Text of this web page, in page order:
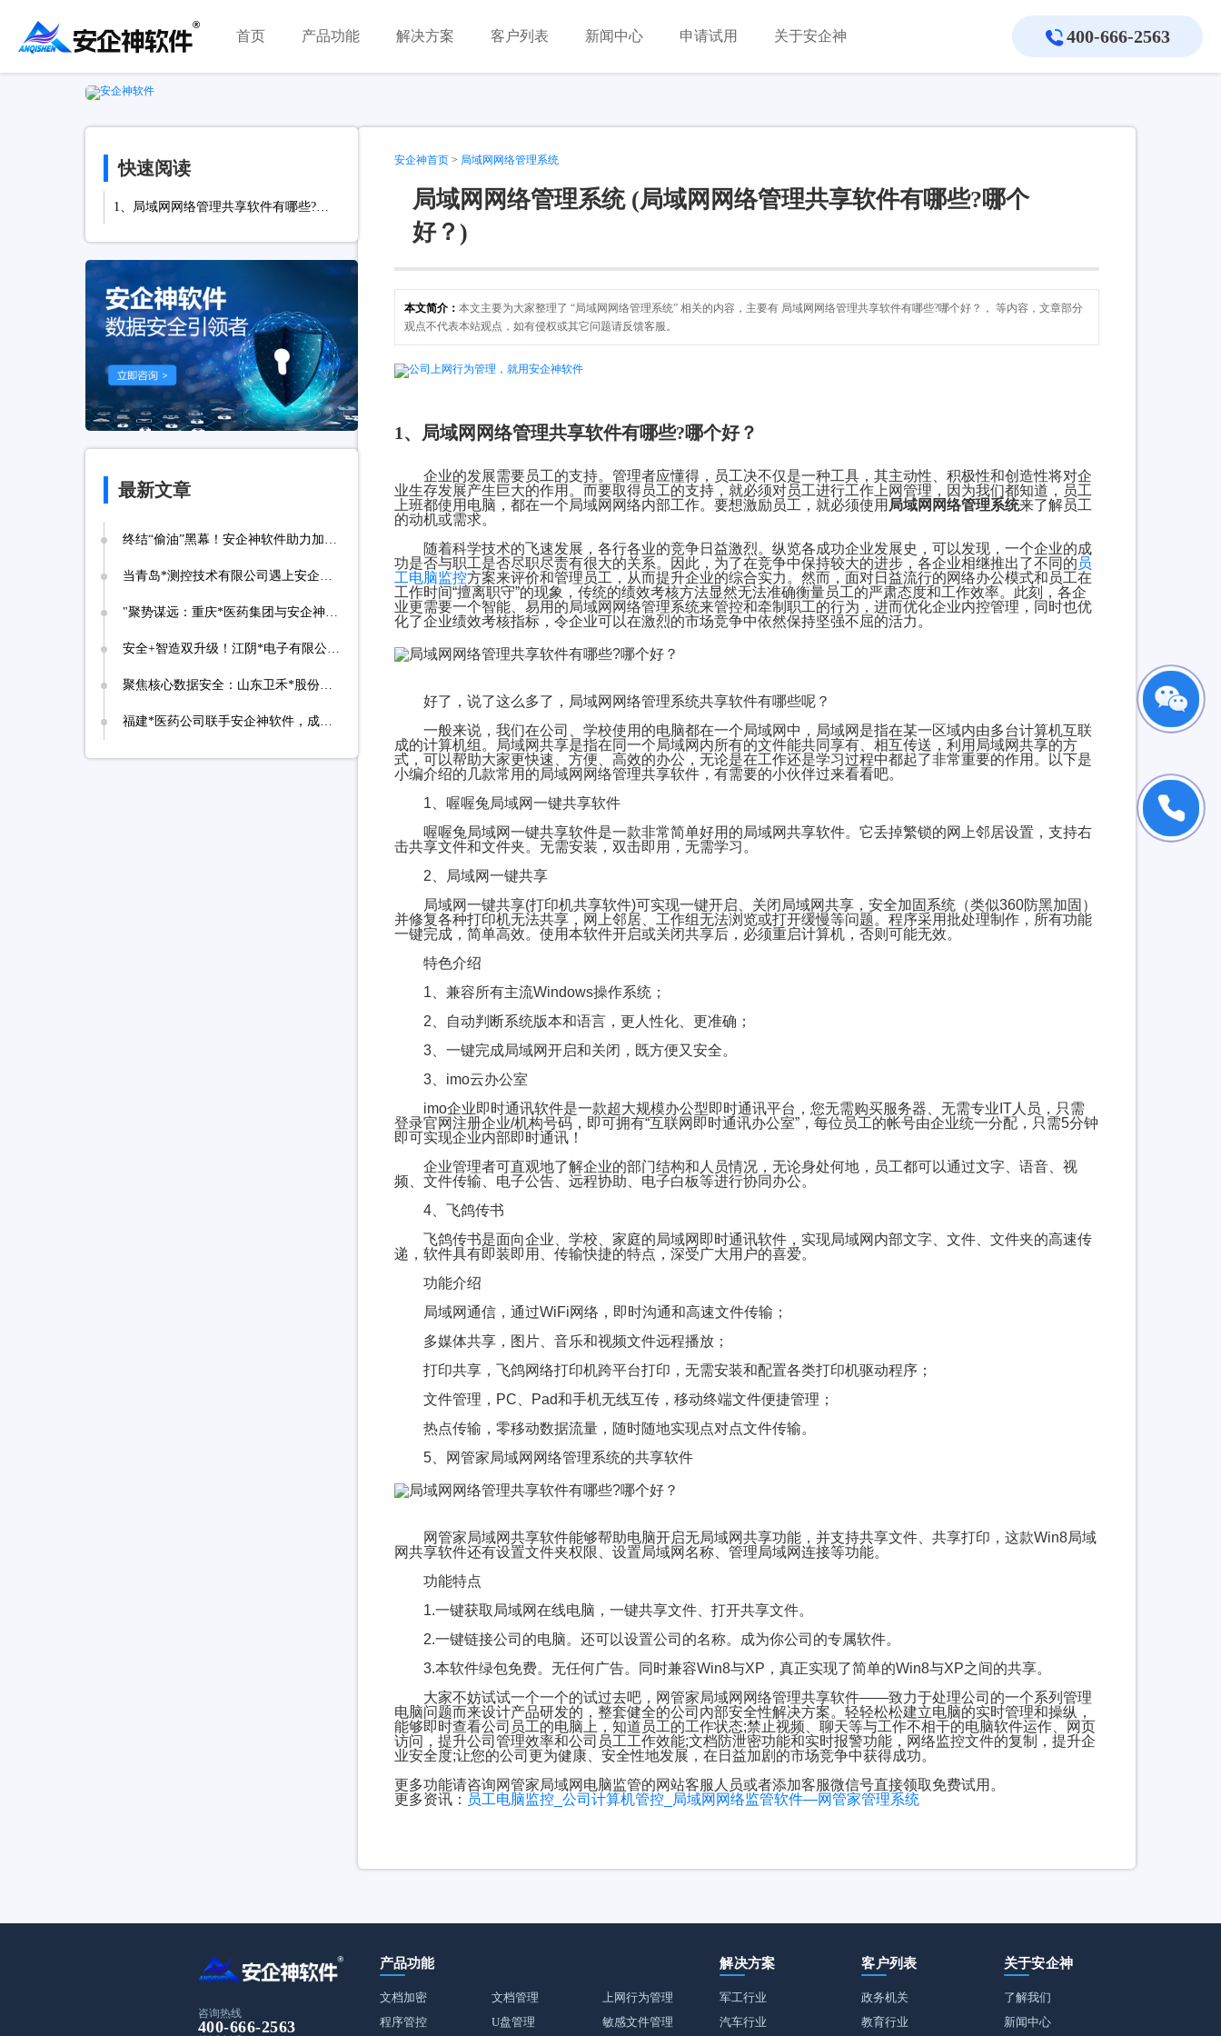
首页 产品功能 解决方案 客户列表 新闻中心 申请试用 关于安企神 400-666-2563
快速阅读
1、局域网网络管理共享软件有哪些?哪个好？
最新文章
安企神首页 > 局域网网络管理系统
局域网网络管理系统 (局域网网络管理共享软件有哪些?哪个
好？)
本文简介：本文主要为大家整理了 “局域网网络管理系统” 相关的内容，主要有 局域网网络管理共享软件有哪些?哪个好？， 等内容，文章部分
观点不代表本站观点，如有侵权或其它问题请反馈客服。
1、局域网网络管理共享软件有哪些?哪个好？
企业的发展需要员工的支持。管理者应懂得，员工决不仅是一种工具，其主动性、积极性和创造性将对企
业生存发展产生巨大的作用。而要取得员工的支持，就必须对员工进行工作上网管理，因为我们都知道，员工
上班都使用电脑，都在一个局域网网络内部工作。要想激励员工，就必须使用 局域网网络管理系统来了解员工
的动机或需求。
随着科学技术的飞速发展，各行各业的竞争日益激烈。纵览各成功企业发展史，可以发现，一个企业的成
功是否与职工是否尽职尽责有很大的关系。因此，为了在竞争中保持较大的进步，各企业相继推出了不同的 员
工电脑监控方案来评价和管理员工，从而提升企业的综合实力。然而，面对日益流行的网络办公模式和员工在
工作时间“擅离职守”的现象，传统的绩效考核方法显然无法准确衡量员工的严肃态度和工作效率。此刻，各企
业更需要一个智能、易用的局域网网络管理系统来管控和牵制职工的行为，进而优化企业内控管理，同时也优
化了企业绩效考核指标，令企业可以在激烈的市场竞争中依然保持坚强不屈的活力。
好了，说了这么多了，局域网网络管理系统共享软件有哪些呢？
一般来说，我们在公司、学校使用的电脑都在一个局域网中，局域网是指在某一区域内由多台计算机互联
成的计算机组。局域网共享是指在同一个局域网内所有的文件能共同享有、相互传送，利用局域网共享的方
式，可以帮助大家更快速、方便、高效的办公，无论是在工作还是学习过程中都起了非常重要的作用。以下是
小编介绍的几款常用的局域网网络管理共享软件，有需要的小伙伴过来看看吧。
1、喔喔兔局域网一键共享软件
喔喔兔局域网一键共享软件是一款非常简单好用的局域网共享软件。它丢掉繁锁的网上邻居设置，支持右
击共享文件和文件夹。无需安装，双击即用，无需学习。
2、局域网一键共享
局域网一键共享(打印机共享软件)可实现一键开启、关闭局域网共享，安全加固系统（类似360防黑加固）
并修复各种打印机无法共享，网上邻居、工作组无法浏览或打开缓慢等问题。程序采用批处理制作，所有功能
一键完成，简单高效。使用本软件开启或关闭共享后，必须重启计算机，否则可能无效。
特色介绍
1、兼容所有主流Windows操作系统；
2、自动判断系统版本和语言，更人性化、更准确；
3、一键完成局域网开启和关闭，既方便又安全。
3、imo云办公室
imo企业即时通讯软件是一款超大规模办公型即时通讯平台，您无需购买服务器、无需专业IT人员，只需
登录官网注册企业/机构号码，即可拥有“互联网即时通讯办公室”，每位员工的帐号由企业统一分配，只需5分钟
即可实现企业内部即时通讯！
企业管理者可直观地了解企业的部门结构和人员情况，无论身处何地，员工都可以通过文字、语音、视
频、文件传输、电子公告、远程协助、电子白板等进行协同办公。
4、飞鸽传书
飞鸽传书是面向企业、学校、家庭的局域网即时通讯软件，实现局域网内部文字、文件、文件夹的高速传
递，软件具有即装即用、传输快捷的特点，深受广大用户的喜爱。
功能介绍
局域网通信，通过WiFi网络，即时沟通和高速文件传输；
多媒体共享，图片、音乐和视频文件远程播放；
打印共享，飞鸽网络打印机跨平台打印，无需安装和配置各类打印机驱动程序；
文件管理，PC、Pad和手机无线互传，移动终端文件便捷管理；
热点传输，零移动数据流量，随时随地实现点对点文件传输。
5、网管家局域网网络管理系统的共享软件
网管家局域网共享软件能够帮助电脑开启无局域网共享功能，并支持共享文件、共享打印，这款Win8局域
网共享软件还有设置文件夹权限、设置局域网名称、管理局域网连接等功能。
功能特点
1.一键获取局域网在线电脑，一键共享文件、打开共享文件。
2.一键链接公司的电脑。还可以设置公司的名称。成为你公司的专属软件。
3.本软件绿包免费。无任何广告。同时兼容Win8与XP，真正实现了简单的Win8与XP之间的共享。
大家不妨试试一个一个的试过去吧，网管家局域网网络管理共享软件——致力于处理公司的一个系列管理
电脑问题而来设计产品研发的，整套健全的公司內部安全性解决方案。轻轻松松建立电脑的实时管理和操纵，
能够即时查看公司员工的电脑上，知道员工的工作状态;禁止视频、聊天等与工作不相干的电脑软件运作、网页
访问，提升公司管理效率和公司员工工作效能;文档防泄密功能和实时报警功能，网络监控文件的复制，提升企
业安全度;让您的公司更为健康、安全性地发展，在日益加剧的市场竞争中获得成功。
更多功能请咨询网管家局域网电脑监管的网站客服人员或者添加客服微信号直接领取免费试用。
更多资讯： 员工电脑监控_公司计算机管控_局域网网络监管软件—网管家管理系统
咨询热线
400-666-2563
产品功能
文档加密
程序管控
文档管理
U盘管理
上网行为管理
敏感文件管理
解决方案
军工行业
汽车行业
客户列表
政务机关
教育行业
关于安企神
了解我们
新闻中心